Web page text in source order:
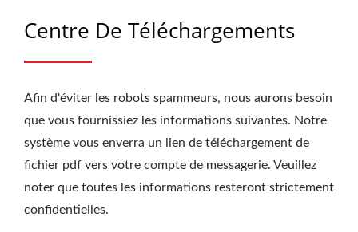
Centre De Téléchargements
Afin d'éviter les robots spammeurs, nous aurons besoin
que vous fournissiez les informations suivantes. Notre
système vous enverra un lien de téléchargement de
fichier pdf vers votre compte de messagerie. Veuillez
noter que toutes les informations resteront strictement
confidentielles.